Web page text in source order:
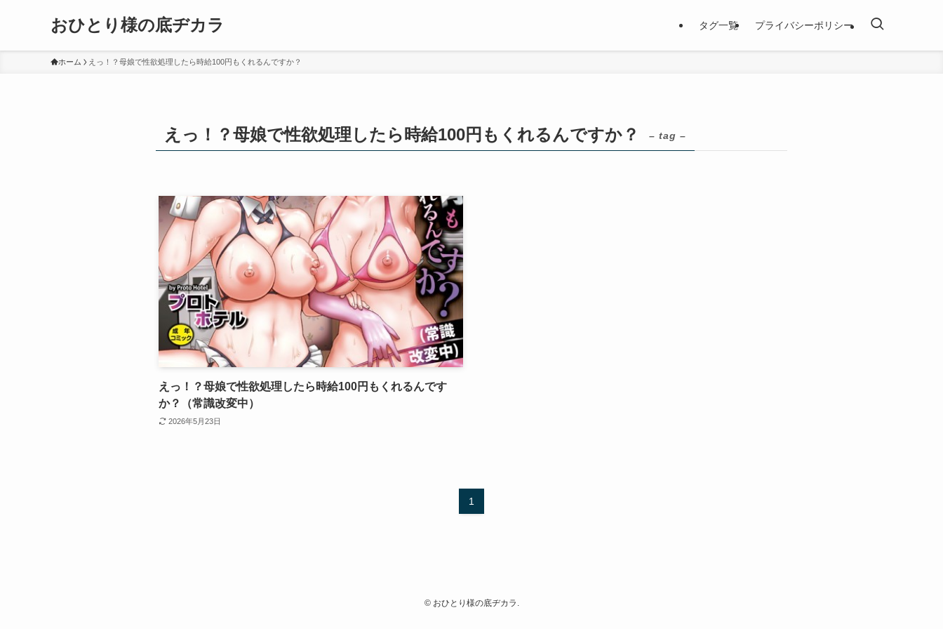
おひとり様の底ヂカラ タグ一覧 プライバシーポリシー
ホーム えっ！？母娘で性欲処理したら時給100円もくれるんですか？
えっ！？母娘で性欲処理したら時給100円もくれるんですか？ – tag –
えっ！？母娘で性欲処理したら時給100円もくれるんです
か？（常識改変中）
2026年5月23日
1
©おひとり様の底ヂカラ.